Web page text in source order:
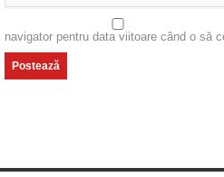
navigator pentru data viitoare când o să